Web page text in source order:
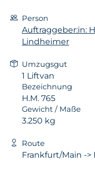
Person
Auftraggeber:in:
Lindheimer
Umzugsgut
1 Liftvan
Bezeichnung
H.M. 765
Gewicht / Maße
3.250 kg
Route
Frankfurt/Main ->